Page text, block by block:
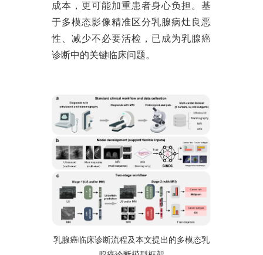
成本，更可能加重患者身心负担。基
于多模态影像精准区分乳腺病灶良恶
性、减少不必要活检 ，已成为乳腺癌
诊断中的关键临床问题。
乳腺癌临床诊断流程及本文提出的多模态乳